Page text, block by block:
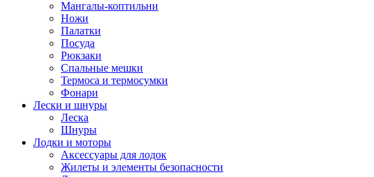
Мангалы-коптильни
Ножи
Палатки
Посуда
Рюкзаки
Спальные мешки
Термоса и термосумки
Фонари
Лески и шнуры
Леска
Шнуры
Лодки и моторы
Аксессуары для лодок
Жилеты и элементы безопасности